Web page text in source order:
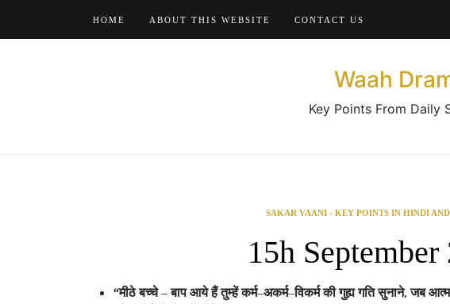
HOME ABOUT THIS WEBSITE CONTACT US
Waah
Key Points From Daily
SAKAR VAANI - KEY POINTS IN HINDI
15h September
“मीठे बच्चे–बाप आये हैं तुम्हें कर्म–अकर्म–विकर्म की गुह्य गति सुनाने,जब